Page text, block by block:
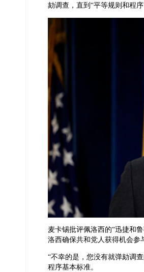
劾调查，直到“平等规则和程
麦卡锡批评佩洛西的“迅捷和
洛西确保共和党人获得机会参
“不幸的是，您没有就弹劾调
程序基本标准。